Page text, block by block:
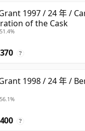
1997 / 24 年 /
of the Cask
?
1998 / 24 年 /
?